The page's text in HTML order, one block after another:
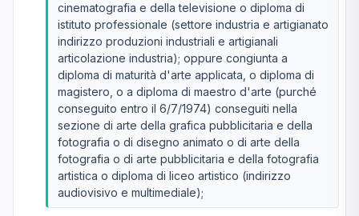
cinematografia e della televisione o diploma di
istituto professionale (settore industria e artigianato
indirizzo produzioni industriali e artigianali
articolazione industria); oppure congiunta a
diploma di maturità d'arte applicata, o diploma di
magistero, o a diploma di maestro d'arte (purché
conseguito entro il 6/7/1974) conseguiti nella
sezione di arte della grafica pubblicitaria e della
fotografia o di disegno animato o di arte della
fotografia o di arte pubblicitaria e della fotografia
artistica o diploma di liceo artistico (indirizzo
audiovisivo e multimediale);